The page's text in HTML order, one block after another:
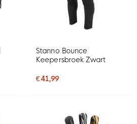
Stanno Bounce
Keepersbroek Zwart
€ 41,99